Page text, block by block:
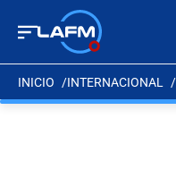
INICIO INTERNACIONAL